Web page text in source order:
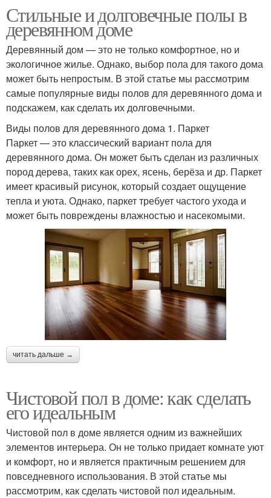
Стильные и долговечные полы в
деревянном доме
Деревянный дом — это не только комфортное, но и
экологичное жилье. Однако, выбор пола для такого дома
может быть непростым. В этой статье мы рассмотрим
самые популярные виды полов для деревянного дома и
подскажем, как сделать их долговечными.
Виды полов для деревянного дома 1. Паркет
Паркет — это классический вариант пола для
деревянного дома. Он может быть сделан из различных
пород дерева, таких как орех, ясень, берёза и др. Паркет
имеет красивый рисунок, который создает ощущение
тепла и уюта. Однако, паркет требует частого ухода и
может быть повреждены влажностью и насекомыми.
читать дальше →
Чистовой пол в доме: как сделать
его идеальным
Чистовой пол в доме является одним из важнейших
элементов интерьера. Он не только придает комнате уют
и комфорт, но и является практичным решением для
повседневного использования. В этой статье мы
рассмотрим, как сделать чистовой пол идеальным.